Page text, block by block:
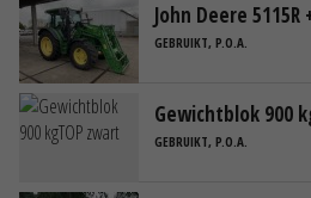
John Deere 5115R
GEBRUIKT, P.O.A.
Gewichtblok 900
GEBRUIKT, P.O.A.